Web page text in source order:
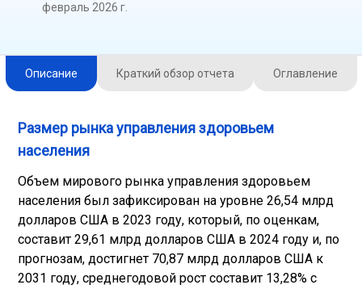
февраль 2026 г.
Описание Краткий обзор отчета Оглавление
Размер рынка управления здоровьем
населения
Объем мирового рынка управления здоровьем
населения был зафиксирован на уровне 26,54 млрд
долларов США в 2023 году, который, по оценкам,
составит 29,61 млрд долларов США в 2024 году и, по
прогнозам, достигнет 70,87 млрд долларов США к
2031 году, среднегодовой рост составит 13,28% с